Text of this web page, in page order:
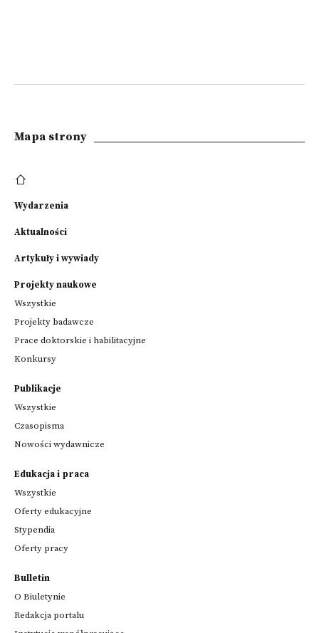
Mapa strony
Wydarzenia
Aktualności
Artykuły i wywiady
Projekty naukowe
Wszystkie
Projekty badawcze
Prace doktorskie i habilitacyjne
Konkursy
Publikacje
Wszystkie
Czasopisma
Nowości wydawnicze
Edukacja i praca
Wszystkie
Oferty edukacyjne
Stypendia
Oferty pracy
Bulletin
O Biuletynie
Redakcja portalu